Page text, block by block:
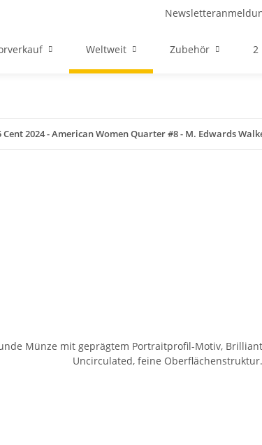
Weltweit Zubehör 2
Cent 2024 - American Women Quarter #8 - M. Edwards